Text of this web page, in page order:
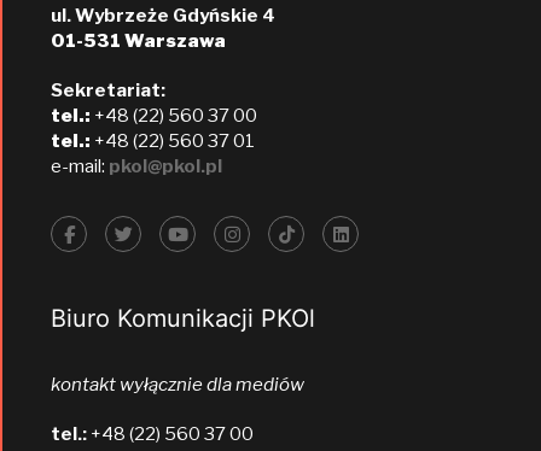
ul. Wybrzeże Gdyńskie 4
01-531 Warszawa
Sekretariat:
tel.: +48 (22) 560 37 00
tel.: +48 (22) 560 37 01
e-mail: pkol@pkol.pl
Biuro Komunikacji PKOl
kontakt wyłącznie dla mediów
tel.: +48 (22) 560 37 00